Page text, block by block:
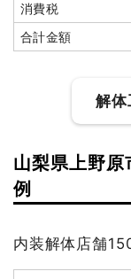
消費税
合計金額
解体
建物解体費
山梨県上野原
例
内装解体店舗